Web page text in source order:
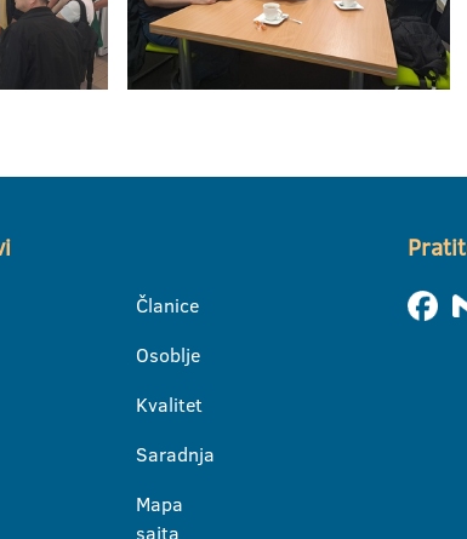
Članice
Osoblje
Kvalitet
Saradnja
Mapa
sajta